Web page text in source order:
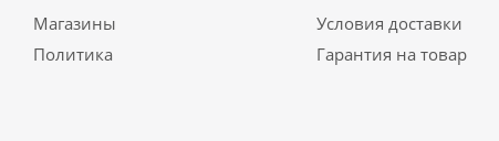
Магазины
Политика
Условия доставки
Гарантия на товар